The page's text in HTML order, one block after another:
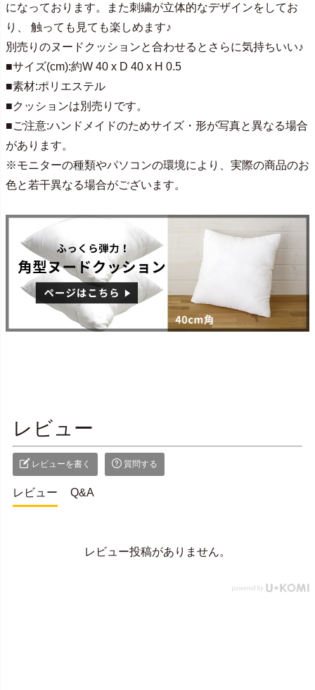
になっております。また刺繍が立体的なデザインをしてお
り、 触っても見ても楽しめます♪
別売りのヌードクッションと合わせるとさらに気持ちいい♪
■サイズ(cm):約W 40 x D 40 x H 0.5
■素材:ポリエステル
■クッションは別売りです。
■ご注意:ハンドメイドのためサイズ・形が写真と異なる場合
があります。
※モニターの種類やパソコンの環境により、実際の商品のお
色と若干異なる場合がございます。
レビュー
レビューを書く 質問する
レビュー Q&A
レビュー投稿がありません。